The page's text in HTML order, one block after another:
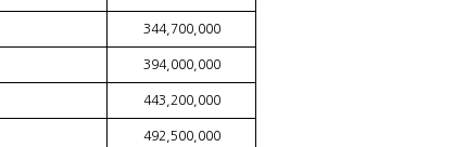
344,700,000
394,000,000
443,200,000
492,500,000